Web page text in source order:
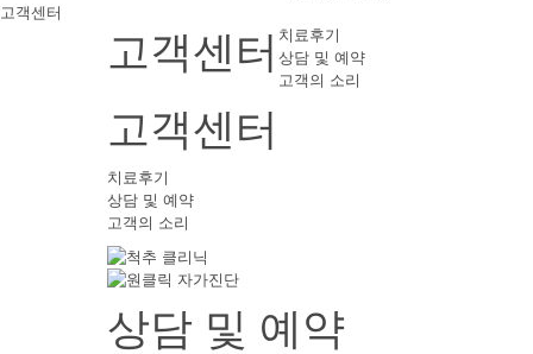
고객센터
고객센터 치료후기
상담 및 예약
고객의 소리
고객센터
치료후기
상담 및 예약
고객의 소리
상담 및 예약